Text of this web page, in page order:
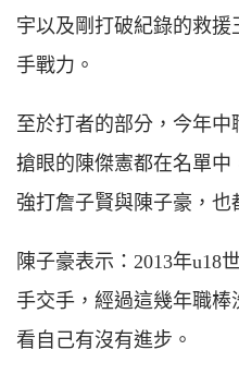
宇以及剛打破紀錄的救
手戰力。
至於打者的部分，今年
搶眼的陳傑憲都在名單
強打詹子賢與陳子豪，也
陳子豪表示：2013年u18
手交手，經過這幾年職
看自己有沒有進步。